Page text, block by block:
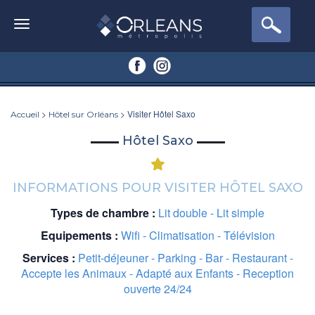
Accueil > Hôtel sur Orléans > Visiter Hôtel Saxo
Hôtel Saxo
INFORMATIONS POUR VISITER HÔTEL SAXO
Types de chambre : Lit double - Lit simple
Equipements : Wifi - Climatisation - Télévision
Services : Petit-déjeuner - Parking - Bar - Restaurant -
Accepte les Animaux - Adapté aux Enfants - Reception
ouverte 24/24